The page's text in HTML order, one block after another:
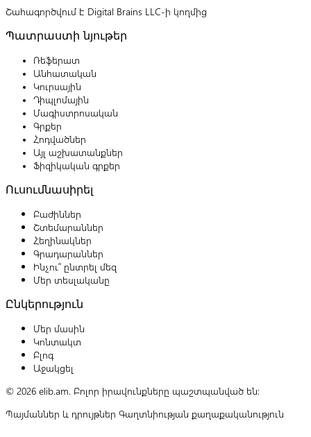
Շահագործվում է Digital Brains LLC-ի կողմից
Պատրաստի նյութեր
Ռեֆերատ
Անհատական
Կուրսային
Դիպլոմային
Մագիստրոսական
Գրքեր
Հոդվածներ
Այլ աշխատանքներ
Ֆիզիկական գրքեր
Ուսումնասիրել
Բաժիններ
Շտեմարաններ
Հեղինակներ
Գրադարաններ
Ինչու՞ ընտրել մեզ
Մեր տեսլականը
Ընկերություն
Մեր մասին
Կոնտակտ
Բլոգ
Աջակցել
© 2026 elib.am. Բոլոր իրավունքները պաշտպանված են:
Պայմաններ և դրույթներ Գաղտնիության քաղաքականություն